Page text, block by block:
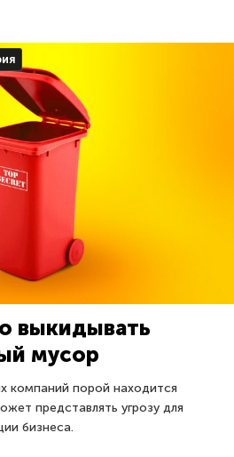
выкидывать
мусор
компаний порой находится
представлять угрозу для
бизнеса.